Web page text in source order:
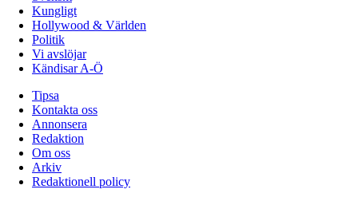
Kungligt
Hollywood & Världen
Politik
Vi avslöjar
Kändisar A-Ö
Tipsa
Kontakta oss
Annonsera
Redaktion
Om oss
Arkiv
Redaktionell policy